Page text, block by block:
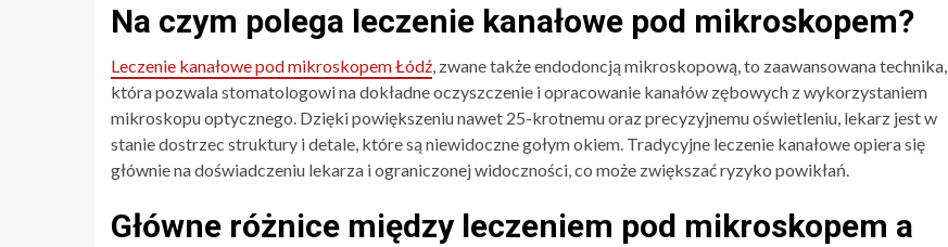
Na czym polega leczenie kanałowe pod mikroskopem?
Leczenie kanałowe pod mikroskopem Łódź, zwane także endodoncją mikroskopową, to zaawansowana technika,
która pozwala stomatologowi na dokładne oczyszczenie i opracowanie kanałów zębowych z wykorzystaniem
mikroskopu optycznego. Dzięki powiększeniu nawet 25-krotnemu oraz precyzyjnemu oświetleniu, lekarz jest w
stanie dostrzec struktury i detale, które są niewidoczne gołym okiem. Tradycyjne leczenie kanałowe opiera się
głównie na doświadczeniu lekarza i ograniczonej widoczności, co może zwiększać ryzyko powikłań.
Główne różnice między leczeniem pod mikroskopem a